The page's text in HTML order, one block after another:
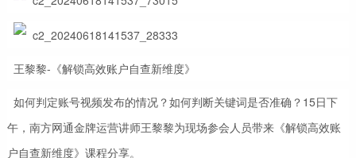
王黎黎-《解锁高效账户自查新维度》
如何判定账号视频发布的情况？如何判断关键词是否准确？15日下
午，南方网通金牌运营讲师王黎黎为现场参会人员带来《解锁高效账
户自查新维度》课程分享。